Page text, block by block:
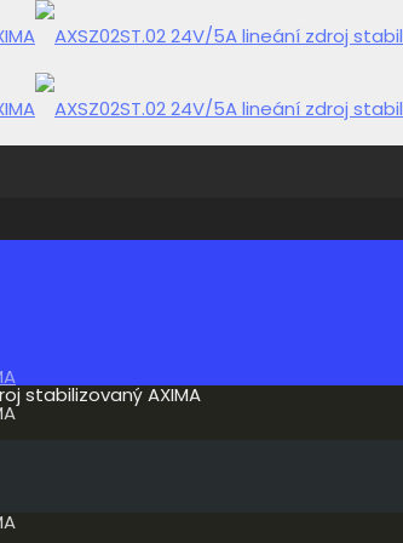
stabilizovaný AXIMA